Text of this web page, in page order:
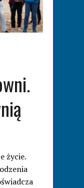
życie.